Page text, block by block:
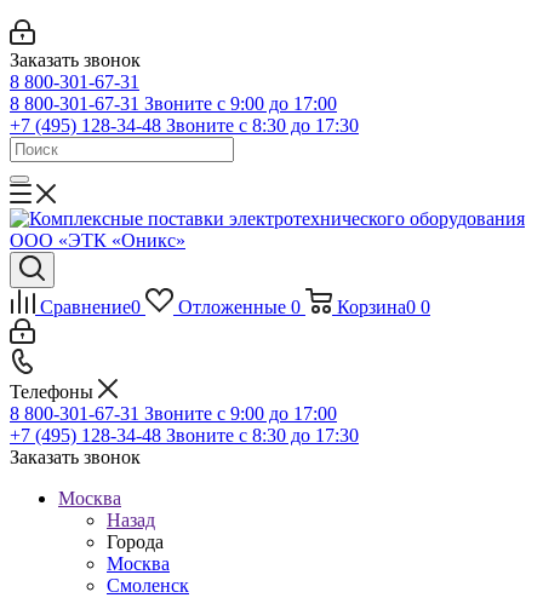
Заказать звонок
8 800-301-67-31
8 800-301-67-31 Звоните с 9:00 до 17:00
+7 (495) 128-34-48 Звоните с 8:30 до 17:30
Сравнение0 Отложенные 0 Корзина0 0
Телефоны
8 800-301-67-31 Звоните с 9:00 до 17:00
+7 (495) 128-34-48 Звоните с 8:30 до 17:30
Заказать звонок
Москва
Назад
Города
Москва
Смоленск